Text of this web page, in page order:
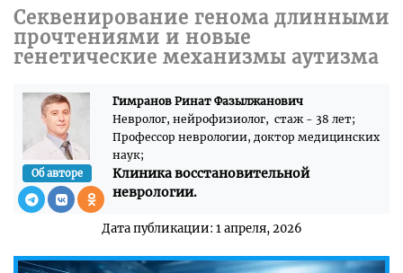
Секвенирование генома длинными
прочтениями и новые
генетические механизмы аутизма
Гимранов Ринат Фазылжанович
Невролог, нейрофизиолог, стаж - 38 лет;
Профессор неврологии, доктор медицинских
наук;
Клиника восстановительной
неврологии.
Об авторе
Дата публикации: 1 апреля, 2026